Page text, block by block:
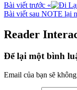
Bài viết trước «
Bài viết sau NOTE lại
Reader
Để lại một bình
Email của bạn sẽ